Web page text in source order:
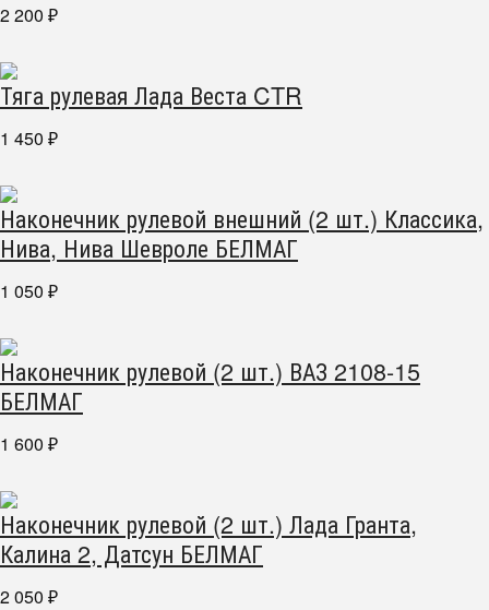
2 200 ₽
Тяга рулевая Лада Веста CTR
1 450 ₽
Наконечник рулевой внешний (2 шт.) Классика,
Нива, Нива Шевроле БЕЛМАГ
1 050 ₽
Наконечник рулевой (2 шт.) ВАЗ 2108-15
БЕЛМАГ
1 600 ₽
Наконечник рулевой (2 шт.) Лада Гранта,
Калина 2, Датсун БЕЛМАГ
2 050 ₽